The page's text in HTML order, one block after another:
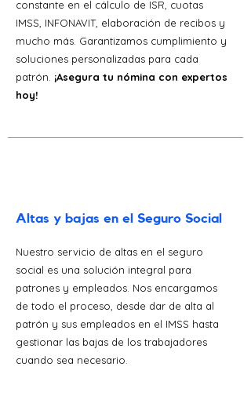
constante en el cálculo de ISR, cuotas
IMSS, INFONAVIT, elaboración de recibos y
mucho más. Garantizamos cumplimiento y
soluciones personalizadas para cada
patrón. ¡Asegura tu nómina con expertos
hoy!
Altas y bajas en el Seguro Social
Nuestro servicio de altas en el seguro
social es una solución integral para
patrones y empleados. Nos encargamos
de todo el proceso, desde dar de alta al
patrón y sus empleados en el IMSS hasta
gestionar las bajas de los trabajadores
cuando sea necesario.